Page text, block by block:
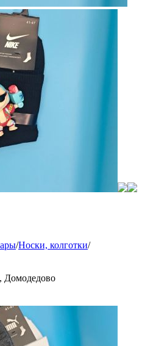
/Носки, колготки/
Домодедово